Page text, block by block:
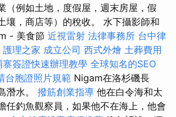
（例如土地，度假屋，週末房屋，假
壤，商店等）的稅收。 水下攝影師和
- 美食節 近視雷射 法律事務所 台中律
護理之家 成立公司 西式外燴 土葬費用
寨簽證快速辦理教學 全球知名的SEO
台胞證照片規範 Nigam在洛杉磯長
潛水。 撥筋創業指導 他在白令海和太
任釣魚觀察員，如果他不在海上，他會